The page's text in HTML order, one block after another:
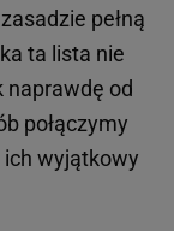
pełną
ta lista nie
naprawdę od
połączymy
ich wyjątkowy